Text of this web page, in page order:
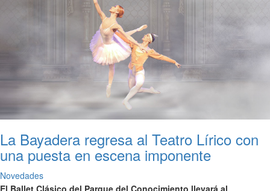
La Bayadera regresa al Teatro Lírico con
una puesta en escena imponente
Novedades
El Ballet Clásico del Parque del Conocimiento llevará al